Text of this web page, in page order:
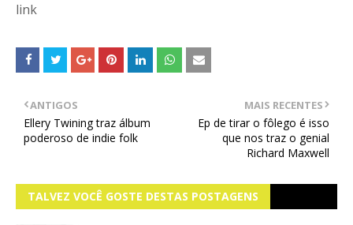
link
MAIS RECENTES
Ep de tirar o fôlego é isso
que nos traz o genial
Richard Maxwell
ANTIGOS
Ellery Twining traz álbum
poderoso de indie folk
TALVEZ VOCÊ GOSTE DESTAS POSTAGENS